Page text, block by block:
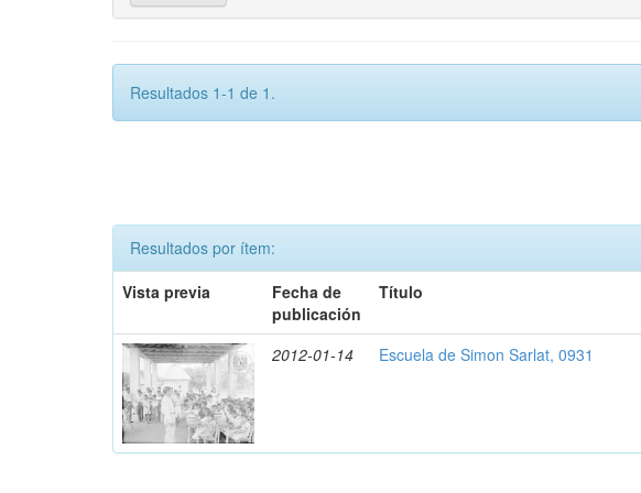
Resultados 1-1 de 1.
Resultados por ítem:
Vista previa
Fecha de
publicación
Título
2012-01-14 Escuela de Simon Sarlat, 0931